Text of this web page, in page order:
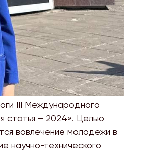
III Международного
статья – 2024». Целью
вовлечение молодежи в
научно-технического